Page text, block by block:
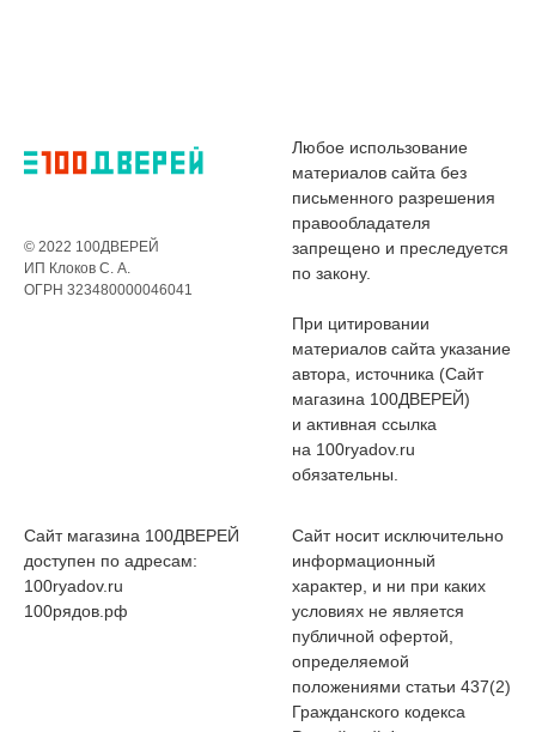
© 2022 100ДВЕРЕЙ
ИП Клоков С. А.
ОГРН 323480000046041
Любое использование
материалов сайта без
письменного разрешения
правообладателя
запрещено и преследуется
по закону.
При цитировании
материалов сайта указание
автора, источника (Сайт
магазина 100ДВЕРЕЙ)
и активная ссылка
на 100ryadov.ru
обязательны.
Сайт магазина 100ДВЕРЕЙ
доступен по адресам:
100ryadov.ru
100рядов.рф
Сайт носит исключительно
информационный
характер, и ни при каких
условиях не является
публичной офертой,
определяемой
положениями статьи 437(2)
Гражданского кодекса